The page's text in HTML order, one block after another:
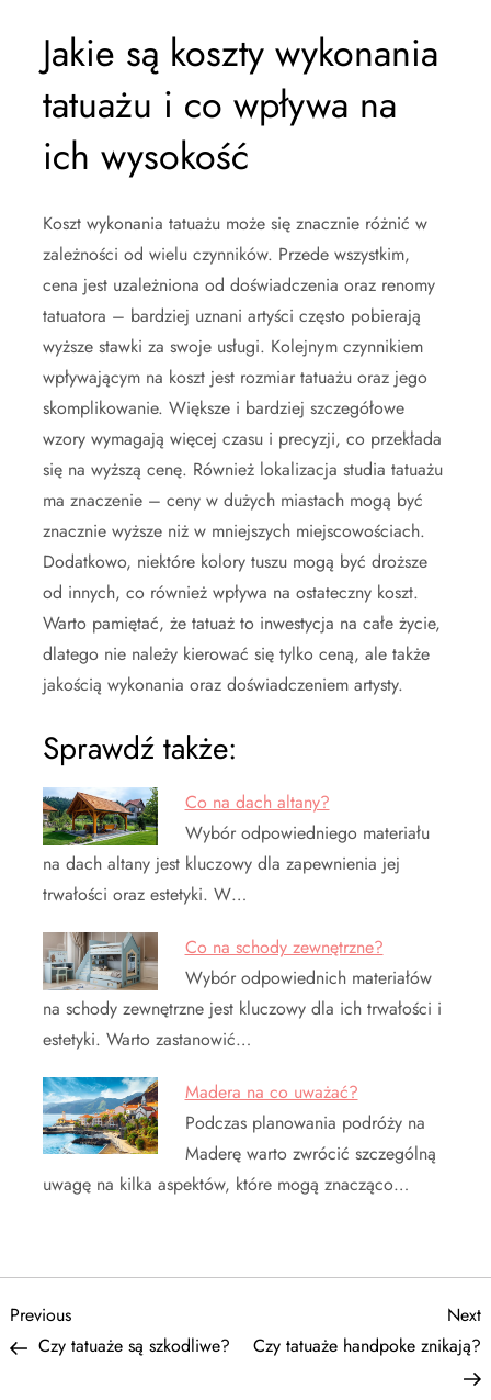
Jakie są koszty wykonania
tatuażu i co wpływa na
ich wysokość
Koszt wykonania tatuażu może się znacznie różnić w
zależności od wielu czynników. Przede wszystkim,
cena jest uzależniona od doświadczenia oraz renomy
tatuatora – bardziej uznani artyści często pobierają
wyższe stawki za swoje usługi. Kolejnym czynnikiem
wpływającym na koszt jest rozmiar tatuażu oraz jego
skomplikowanie. Większe i bardziej szczegółowe
wzory wymagają więcej czasu i precyzji, co przekłada
się na wyższą cenę. Również lokalizacja studia tatuażu
ma znaczenie – ceny w dużych miastach mogą być
znacznie wyższe niż w mniejszych miejscowościach.
Dodatkowo, niektóre kolory tuszu mogą być droższe
od innych, co również wpływa na ostateczny koszt.
Warto pamiętać, że tatuaż to inwestycja na całe życie,
dlatego nie należy kierować się tylko ceną, ale także
jakością wykonania oraz doświadczeniem artysty.
Sprawdź także:
Co na dach altany?
Wybór odpowiedniego materiału
na dach altany jest kluczowy dla zapewnienia jej
trwałości oraz estetyki. W…
Co na schody zewnętrzne?
Wybór odpowiednich materiałów
na schody zewnętrzne jest kluczowy dla ich trwałości i
estetyki. Warto zastanowić…
Madera na co uważać?
Podczas planowania podróży na
Maderę warto zwrócić szczególną
uwagę na kilka aspektów, które mogą znacząco…
N
Previous
Post
Previous
Czy tatuaże są szkodliwe?
Next
Czy tatuaże handpoke znikają?